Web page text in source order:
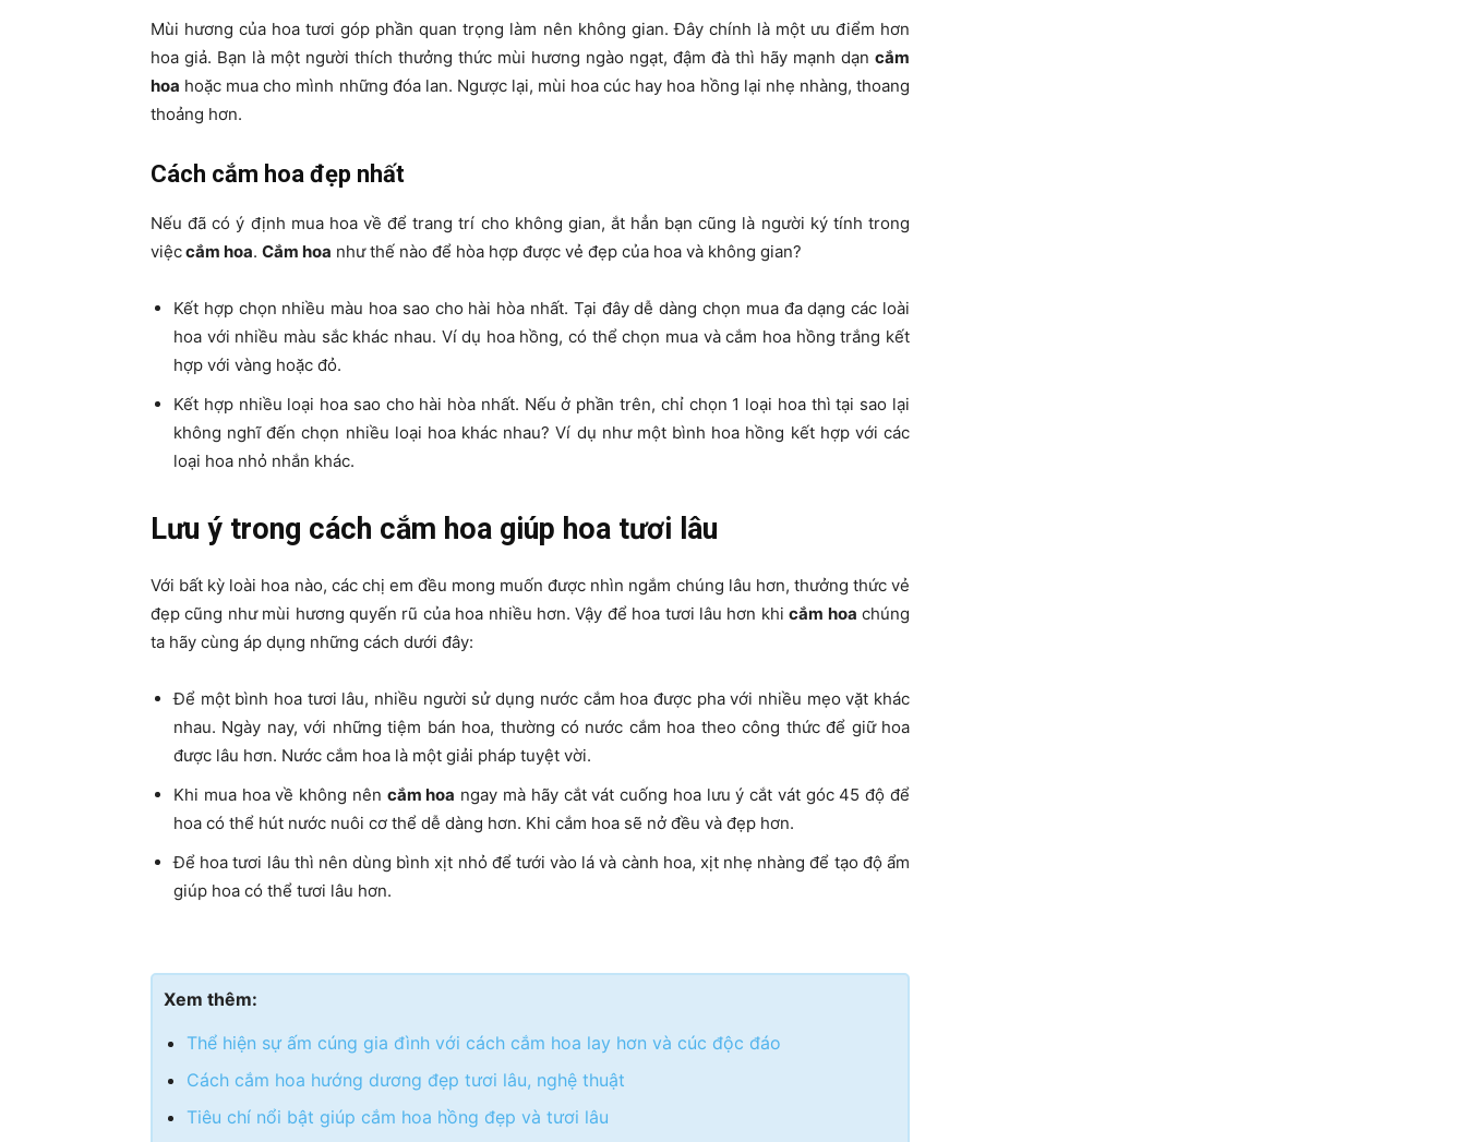
Mùi hương của hoa tươi góp phần quan trọng làm nên không gian. Đây chính là một ưu điểm hơn
hoa giả. Bạn là một người thích thưởng thức mùi hương ngào ngạt, đậm đà thì hãy mạnh dạn cắm
hoa hoặc mua cho mình những đóa lan. Ngược lại, mùi hoa cúc hay hoa hồng lại nhẹ nhàng, thoang
thoảng hơn.
Cách cắm hoa đẹp nhất
Nếu đã có ý định mua hoa về để trang trí cho không gian, ắt hẳn bạn cũng là người ký tính trong
việccắm hoa. Cắm hoa như thế nào để hòa hợp được vẻ đẹp của hoa và không gian?
Kết hợp chọn nhiều màu hoa sao cho hài hòa nhất. Tại đây dễ dàng chọn mua đa dạng các loài
hoa với nhiều màu sắc khác nhau. Ví dụ hoa hồng, có thể chọn mua và cắm hoa hồng trắng kết
hợp với vàng hoặc đỏ.
Kết hợp nhiều loại hoa sao cho hài hòa nhất. Nếu ở phần trên, chỉ chọn 1 loại hoa thì tại sao lại
không nghĩ đến chọn nhiều loại hoa khác nhau? Ví dụ như một bình hoa hồng kết hợp với các
loại hoa nhỏ nhắn khác.
Lưu ý trong cách cắm hoa giúp hoa tươi lâu
Với bất kỳ loài hoa nào, các chị em đều mong muốn được nhìn ngắm chúng lâu hơn, thưởng thức vẻ
đẹp cũng như mùi hương quyến rũ của hoa nhiều hơn. Vậy để hoa tươi lâu hơn khicắm hoa chúng
ta hãy cùng áp dụng những cách dưới đây:
Để một bình hoa tươi lâu, nhiều người sử dụng nước cắm hoa được pha với nhiều mẹo vặt khác
nhau. Ngày nay, với những tiệm bán hoa, thường có nước cắm hoa theo công thức để giữ hoa
được lâu hơn. Nước cắm hoa là một giải pháp tuyệt vời.
Khi mua hoa về không nên cắm hoa ngay mà hãy cắt vát cuống hoa lưu ý cắt vát góc 45 độ để
hoa có thể hút nước nuôi cơ thể dễ dàng hơn. Khi cắm hoa sẽ nở đều và đẹp hơn.
Để hoa tươi lâu thì nên dùng bình xịt nhỏ để tưới vào lá và cành hoa, xịt nhẹ nhàng để tạo độ ẩm
giúp hoa có thể tươi lâu hơn.
Xem thêm:
Thể hiện sự ấm cúng gia đình với cách cắm hoa lay hơn và cúc độc đáo
Cách cắm hoa hướng dương đẹp tươi lâu, nghệ thuật
Tiêu chí nổi bật giúp cắm hoa hồng đẹp và tươi lâu